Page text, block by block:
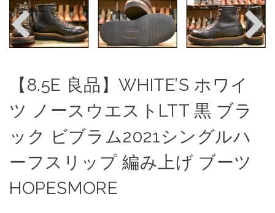
【8.5E 良品】WHITE’S ホワイ
ツ ノースウエストLTT 黒 ブラ
ック ビブラム2021シングルハ
ーフスリップ 編み上げ ブーツ
HOPESMORE